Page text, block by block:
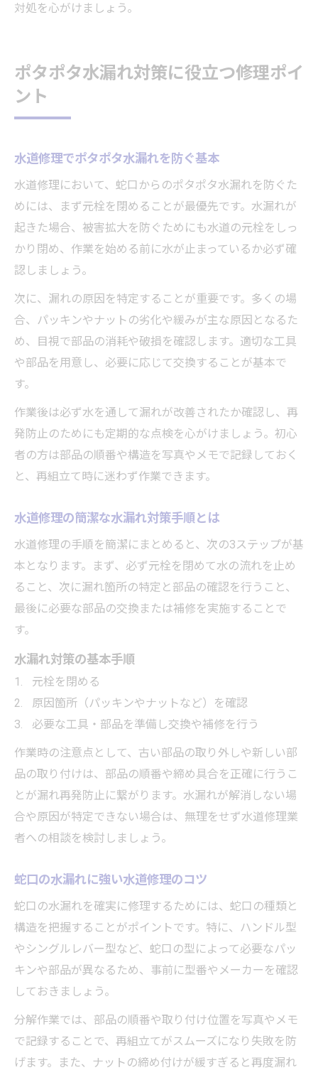
対処を心がけましょう。
ポタポタ水漏れ対策に役立つ修理ポイ
ント
水道修理でポタポタ水漏れを防ぐ基本
水道修理において、蛇口からのポタポタ水漏れを防ぐた
めには、まず元栓を閉めることが最優先です。水漏れが
起きた場合、被害拡大を防ぐためにも水道の元栓をしっ
かり閉め、作業を始める前に水が止まっているか必ず確
認しましょう。
次に、漏れの原因を特定することが重要です。多くの場
合、パッキンやナットの劣化や緩みが主な原因となるた
め、目視で部品の消耗や破損を確認します。適切な工具
や部品を用意し、必要に応じて交換することが基本で
す。
作業後は必ず水を通して漏れが改善されたか確認し、再
発防止のためにも定期的な点検を心がけましょう。初心
者の方は部品の順番や構造を写真やメモで記録しておく
と、再組立て時に迷わず作業できます。
水道修理の簡潔な水漏れ対策手順とは
水道修理の手順を簡潔にまとめると、次の3ステップが基
本となります。まず、必ず元栓を閉めて水の流れを止め
ること、次に漏れ箇所の特定と部品の確認を行うこと、
最後に必要な部品の交換または補修を実施することで
す。
水漏れ対策の基本手順
元栓を閉める
原因箇所（パッキンやナットなど）を確認
必要な工具・部品を準備し交換や補修を行う
作業時の注意点として、古い部品の取り外しや新しい部
品の取り付けは、部品の順番や締め具合を正確に行うこ
とが漏れ再発防止に繋がります。水漏れが解消しない場
合や原因が特定できない場合は、無理をせず水道修理業
者への相談を検討しましょう。
蛇口の水漏れに強い水道修理のコツ
蛇口の水漏れを確実に修理するためには、蛇口の種類と
構造を把握することがポイントです。特に、ハンドル型
やシングルレバー型など、蛇口の型によって必要なパッ
キンや部品が異なるため、事前に型番やメーカーを確認
しておきましょう。
分解作業では、部品の順番や取り付け位置を写真やメモ
で記録することで、再組立てがスムーズになり失敗を防
げます。また、ナットの締め付けが緩すぎると再度漏れ